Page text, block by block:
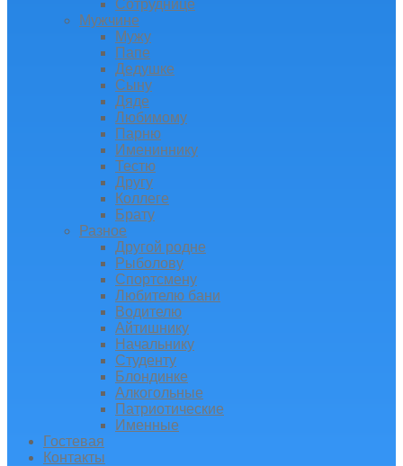
Сотруднице
Мужчине
Мужу
Папе
Дедушке
Сыну
Дяде
Любимому
Парню
Имениннику
Тестю
Другу
Коллеге
Брату
Разное
Другой родне
Рыболову
Спортсмену
Любителю бани
Водителю
Айтишнику
Начальнику
Студенту
Блондинке
Алкогольные
Патриотические
Именные
Гостевая
Контакты